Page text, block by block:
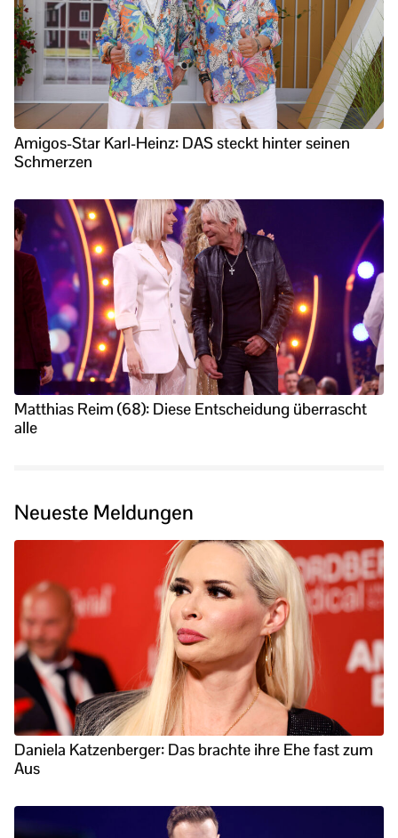
Amigos-Star Karl-Heinz: DAS steckt hinter seinen
Schmerzen
Matthias Reim (68): Diese Entscheidung überrascht
alle
Neueste Meldungen
Daniela Katzenberger: Das brachte ihre Ehe fast zum
Aus